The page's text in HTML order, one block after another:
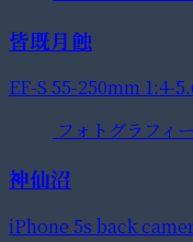
皆既月蝕
EF-S 55-250mm 1:4-
フォトグラフィー
神仙沼
iPhone 5s back